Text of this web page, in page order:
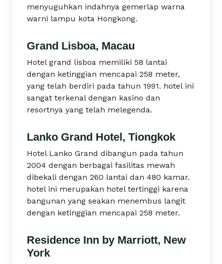
menyuguhkan indahnya gemerlap warna
warni lampu kota Hongkong.
Grand Lisboa, Macau
Hotel grand lisboa memiliki 58 lantai
dengan ketinggian mencapai 258 meter,
yang telah berdiri pada tahun 1991. hotel ini
sangat terkenal dengan kasino dan
resortnya yang telah melegenda.
Lanko Grand Hotel, Tiongkok
Hotel Lanko Grand dibangun pada tahun
2004 dengan berbagai fasilitas mewah
dibekali dengan 260 lantai dan 480 kamar.
hotel ini merupakan hotel tertinggi karena
bangunan yang seakan menembus langit
dengan ketinggian mencapai 258 meter.
Residence Inn by Marriott, New
York